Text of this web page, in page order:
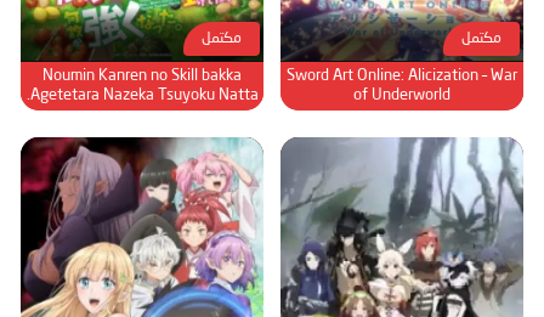
مكتمل
Sword Art Online: Alicization – War
of Underworld
مكتمل
Noumin Kanren no Skill bakka
Agetetara Nazeka Tsuyoku Natta.